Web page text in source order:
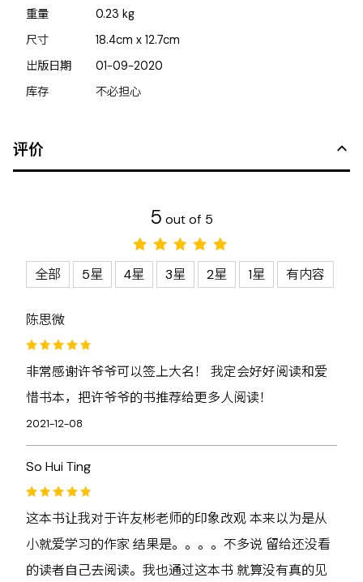
重量
0.23 kg
尺寸
18.4cm x 12.7cm
出版日期
01-09-2020
库存
不必担心
评价
5 out of 5
全部 5星 4星 3星 2星 1星 有内容
陈思微
非常感谢许爷爷可以签上大名！ 我定会好好阅读和爱
惜书本，把许爷爷的书推荐给更多人阅读！
2021-12-08
So Hui Ting
这本书让我对于许友彬老师的印象改观 本来以为是从
小就爱学习的作家 结果是。。。。不多说 留给还没看
的读者自己去阅读。我也通过这本书 就算没有真的见